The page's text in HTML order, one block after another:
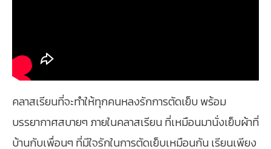
คลาสเรียนที่จะทำให้ทุกคนหลงรักการตัดเย็บ พร้อม
บรรยากาศสบายๆ ภายในคลาสเรียน ที่เหมือนมานั่งเย็บผ้าที่
บ้านกับเพื่อนๆ ที่มีใจรักในการตัดเย็บเหมือนกัน เรียนเพียง